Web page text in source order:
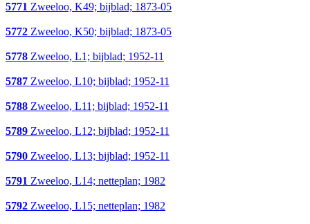
5771 Zweeloo, K49; bijblad; 1873-05
5772 Zweeloo, K50; bijblad; 1873-05
5778 Zweeloo, L1; bijblad; 1952-11
5787 Zweeloo, L10; bijblad; 1952-11
5788 Zweeloo, L11; bijblad; 1952-11
5789 Zweeloo, L12; bijblad; 1952-11
5790 Zweeloo, L13; bijblad; 1952-11
5791 Zweeloo, L14; netteplan; 1982
5792 Zweeloo, L15; netteplan; 1982